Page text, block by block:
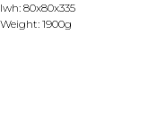
lwh: 80x80x335
Weight: 1900g